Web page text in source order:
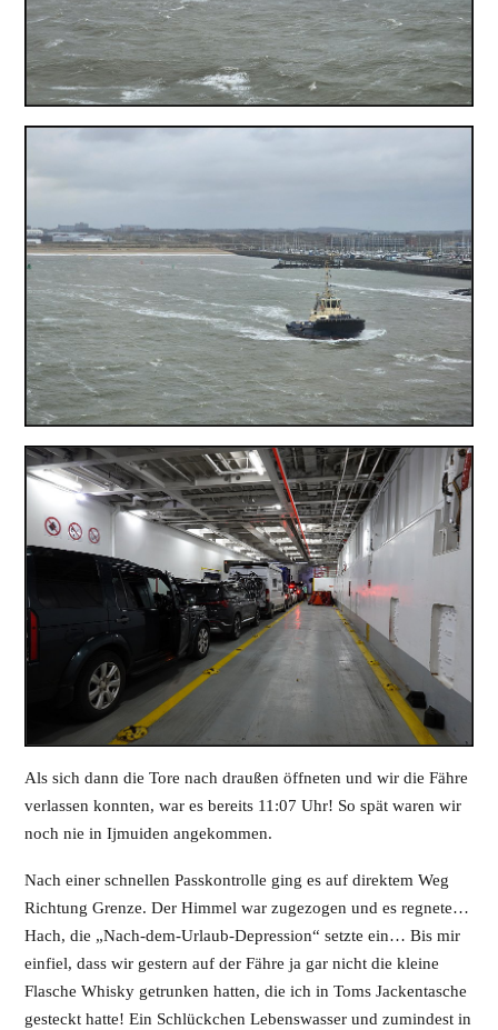
Als sich dann die Tore nach draußen öffneten und wir die Fähre
verlassen konnten, war es bereits 11:07 Uhr! So spät waren wir
noch nie in Ijmuiden angekommen.
Nach einer schnellen Passkontrolle ging es auf direktem Weg
Richtung Grenze. Der Himmel war zugezogen und es regnete…
Hach, die „Nach-dem-Urlaub-Depression“ setzte ein… Bis mir
einfiel, dass wir gestern auf der Fähre ja gar nicht die kleine
Flasche Whisky getrunken hatten, die ich in Toms Jackentasche
gesteckt hatte! Ein Schlückchen Lebenswasser und zumindest in